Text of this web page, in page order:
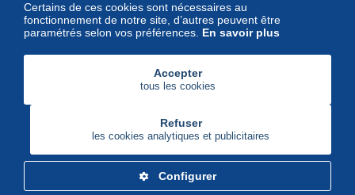
Delcampe Corporate
Certains de ces cookies sont nécessaires au
fonctionnement de notre site, d’autres peuvent être
paramétrés selon vos préférences. En savoir plus
Accepter
tous les cookies
Refuser
les cookies analytiques et publicitaires
Configurer